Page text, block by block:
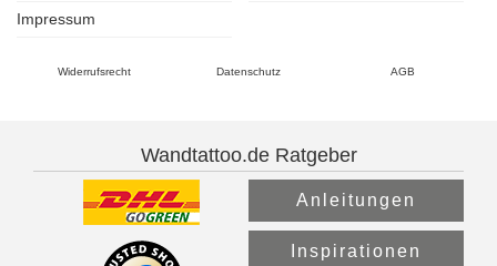
Impressum
Widerrufsrecht Datenschutz AGB
Wandtattoo.de Ratgeber
Anleitungen
Inspirationen